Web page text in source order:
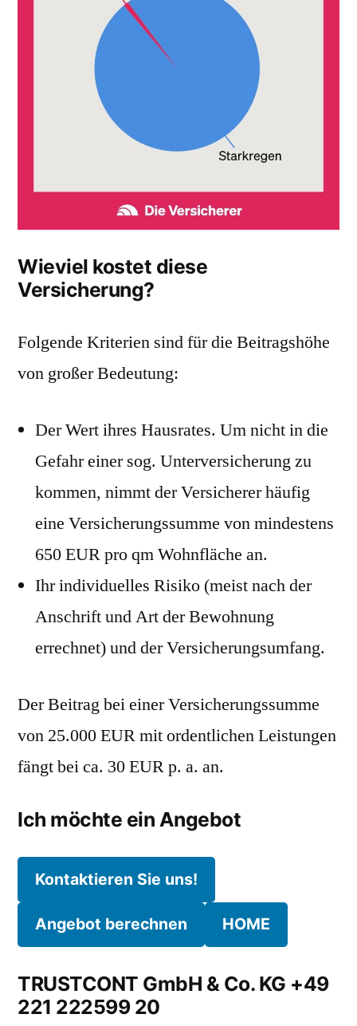
Wieviel kostet diese
Versicherung?
Folgende Kriterien sind für die Beitragshöhe
von großer Bedeutung:
Der Wert ihres Hausrates. Um nicht in die
Gefahr einer sog. Unterversicherung zu
kommen, nimmt der Versicherer häufig
eine Versicherungssumme von mindestens
650 EUR pro qm Wohnfläche an.
Ihr individuelles Risiko (meist nach der
Anschrift und Art der Bewohnung
errechnet) und der Versicherungsumfang.
Der Beitrag bei einer Versicherungssumme
von 25.000 EUR mit ordentlichen Leistungen
fängt bei ca. 30 EUR p. a. an.
Ich möchte ein Angebot
Kontaktieren Sie uns!
Angebot berechnen HOME
TRUSTCONT GmbH & Co. KG +49
221 222599 20